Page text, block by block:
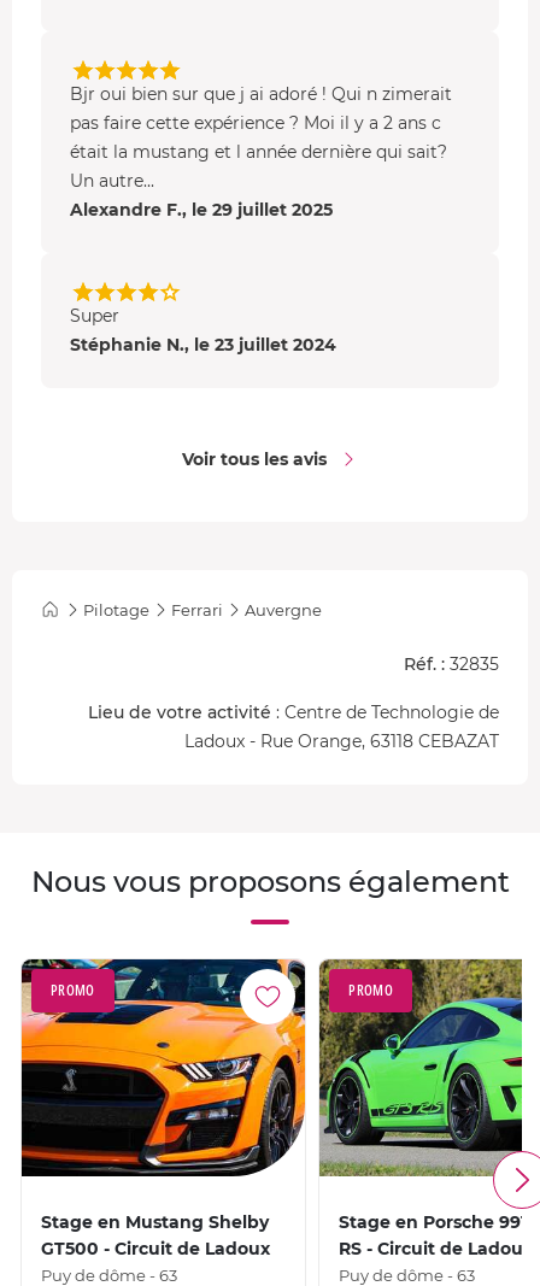
Bjr oui bien sur que j ai adoré ! Qui n zimerait
pas faire cette expérience ? Moi il y a 2 ans c
était la mustang et l année dernière qui sait?
Un autre...
Alexandre F., le 29 juillet 2025
Super
Stéphanie N., le 23 juillet 2024
Voir tous les avis
Pilotage Ferrari Auvergne
Réf. : 32835
Lieu de votre activité : Centre de Technologie de
Ladoux - Rue Orange, 63118 CEBAZAT
Nous vous proposons également
PROMO
Stage en Mustang Shelby
GT500 - Circuit de Ladoux
Puy de dôme - 63
PROMO
Stage en Porsche 991
RS - Circuit de Ladoux
Puy de dôme - 63